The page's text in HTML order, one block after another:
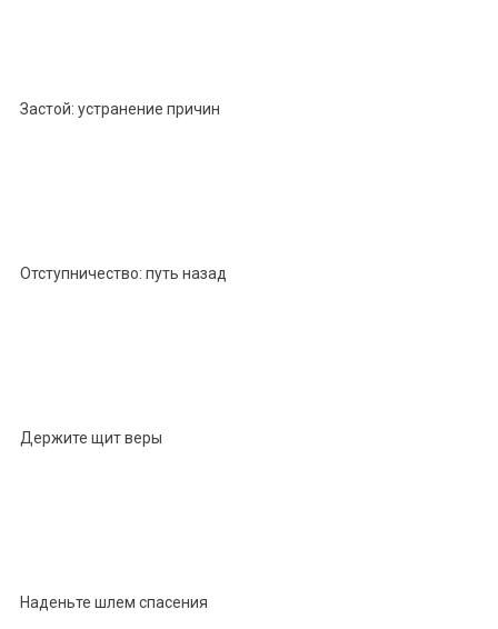
Застой: устранение причин
Отступничество: путь назад
Держите щит веры
Наденьте шлем спасения